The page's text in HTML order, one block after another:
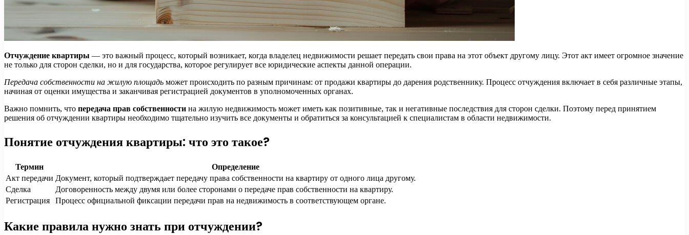
Отчуждение квартиры — это важный процесс, который возникает, когда владелец недвижимости решает передать свои права на этот объект другому лицу. Этот акт имеет огромное значение
не только для сторон сделки, но и для государства, которое регулирует все юридические аспекты данной операции.
Передача собственности на жилую площадь может происходить по разным причинам: от продажи квартиры до дарения родственнику. Процесс отчуждения включает в себя различные этапы,
начиная от оценки имущества и заканчивая регистрацией документов в уполномоченных органах.
Важно помнить, что передача прав собственности на жилую недвижимость может иметь как позитивные, так и негативные последствия для сторон сделки. Поэтому перед принятием
решения об отчуждении квартиры необходимо тщательно изучить все документы и обратиться за консультацией к специалистам в области недвижимости.
Понятие отчуждения квартиры: что это такое?
Термин
Определение
Акт передачи Документ, который подтверждает передачу права собственности на квартиру от одного лица другому.
Сделка
Договоренность между двумя или более сторонами о передаче прав собственности на квартиру.
Регистрация
Процесс официальной фиксации передачи прав на недвижимость в соответствующем органе.
Какие правила нужно знать при отчуждении?